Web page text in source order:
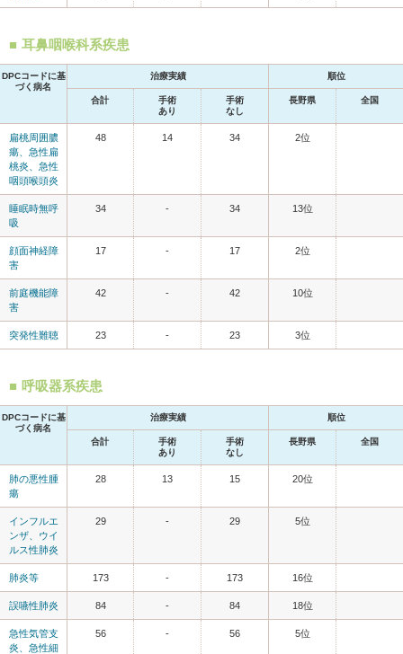
耳鼻咽喉科系疾患
DPCコードに基
づく病名
治療実績 順位
合計
手術
あり
手術
なし
長野県 全国
扁桃周囲膿
瘍、急性扁
桃炎、急性
咽頭喉頭炎
48 14 34 2位
睡眠時無呼
吸
34 - 34 13位
顔面神経障
害
17 - 17 2位
前庭機能障
害
42 - 42 10位
突発性難聴 23 - 23 3位
呼吸器系疾患
DPCコードに基
づく病名
治療実績 順位
合計
手術
あり
手術
なし
長野県 全国
肺の悪性腫
瘍
28 13 15 20位
インフルエ
ンザ、ウイ
ルス性肺炎
29 - 29 5位
肺炎等 173 - 173 16位
誤嚥性肺炎 84 - 84 18位
急性気管支
炎、急性細
56 - 56 5位